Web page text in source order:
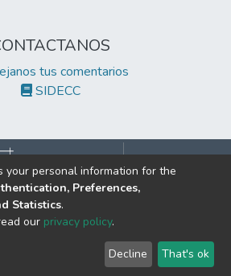
tus comentarios
SIDECC
los derechos reservados.
Superior Sujeta a Inspección y Vigilancia
de Educación Nacional.
End User
Agreement
Send
Feedback
your personal information for the
Preferences,
Statistics.
our privacy policy.
Decline That's ok